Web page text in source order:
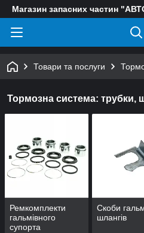
Магазин запасних частин
Товари та послуги
Тормозна система: трубки,
Ремкомплекти
гальмівного
супорта
Скоби
шлангів